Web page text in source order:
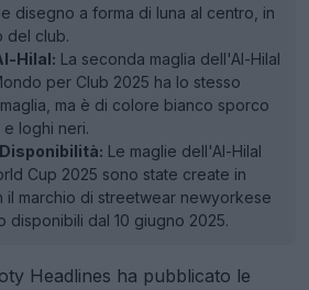
disegno a forma di luna al centro, in
del club.
Hilal: La seconda maglia dell'Al-Hilal
per Club 2025 ha lo stesso
ma è di colore bianco sporco
loghi neri.
Le maglie dell'Al-Hilal
Cup 2025 sono state create in
il marchio di streetwear newyorkese
disponibili dal 10 giugno 2025.
Headlines ha pubblicato le